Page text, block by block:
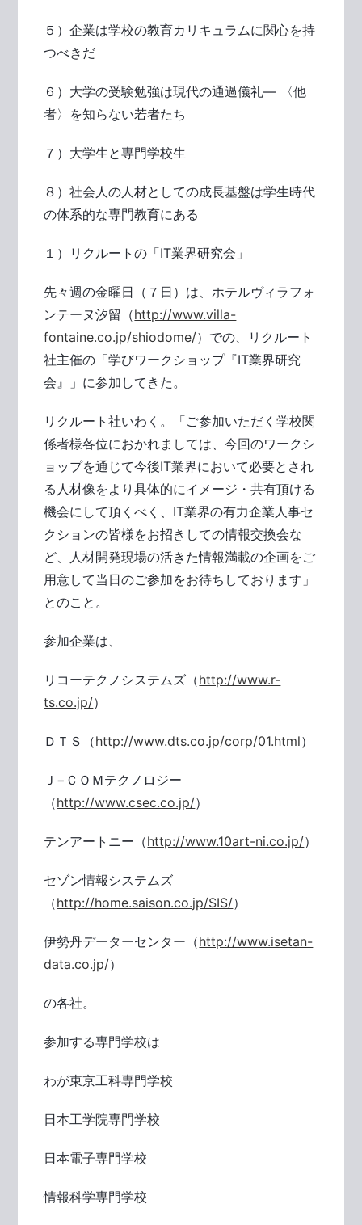
５）企業は学校の教育カリキュラムに関心を持
つべきだ
６）大学の受験勉強は現代の通過儀礼― 〈他
者〉を知らない若者たち
７）大学生と専門学校生
８）社会人の人材としての成長基盤は学生時代
の体系的な専門教育にある
１）リクルートの「IT業界研究会」
先々週の金曜日（７日）は、ホテルヴィラフォ
ンテーヌ汐留（http://www.villa-
fontaine.co.jp/shiodome/）での、リクルート
社主催の「学びワークショップ『IT業界研究
会』」に参加してきた。
リクルート社いわく。「ご参加いただく学校関
係者様各位におかれましては、今回のワークシ
ョップを通じて今後IT業界において必要とされ
る人材像をより具体的にイメージ・共有頂ける
機会にして頂くべく、IT業界の有力企業人事セ
クションの皆様をお招きしての情報交換会な
ど、人材開発現場の活きた情報満載の企画をご
用意して当日のご参加をお待ちしております」
とのこと。
参加企業は、
リコーテクノシステムズ（http://www.r-
ts.co.jp/）
ＤＴＳ（http://www.dts.co.jp/corp/01.html）
Ｊ−ＣＯＭテクノロジー
（http://www.csec.co.jp/）
テンアートニー（http://www.10art-ni.co.jp/）
セゾン情報システムズ
（http://home.saison.co.jp/SIS/）
伊勢丹データーセンター（http://www.isetan-
data.co.jp/）
の各社。
参加する専門学校は
わが東京工科専門学校
日本工学院専門学校
日本電子専門学校
情報科学専門学校